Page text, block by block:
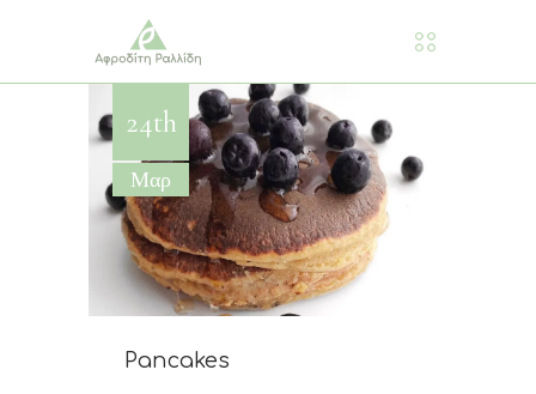
24th
Μαρ
Pancakes